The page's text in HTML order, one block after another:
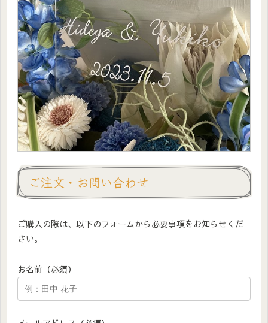
ご注文・お問い合わせ
ご購入の際は、以下のフォームから必要事項をお知らせくだ
さい。
お名前（必須）